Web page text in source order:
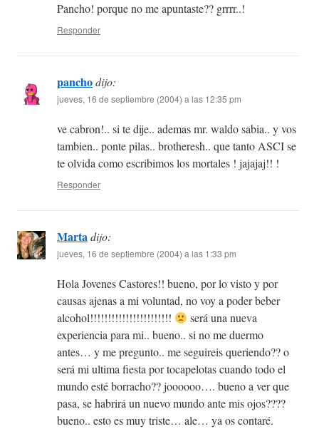
Pancho! porque no me apuntaste?? grrrr..!
Responder
panchodijo:
jueves, 16 de septiembre (2004) a las 12:35 pm
ve cabron!.. si te dije.. ademas mr. waldo sabia.. y vos
tambien.. ponte pilas.. brotheresh.. que tanto ASCI se
te olvida como escribimos los mortales ! jajajaj!! !
Responder
Martadijo:
jueves, 16 de septiembre (2004) a las 1:33 pm
Hola Jovenes Castores!! bueno, por lo visto y por
causas ajenas a mi voluntad, no voy a poder beber
alcohol!!!!!!!!!!!!!!!!!!!!!!!
será una nueva
experiencia para mi.. bueno.. si no me duermo
antes… y me pregunto.. me seguireis queriendo?? o
será mi ultima fiesta por tocapelotas cuando todo el
mundo esté borracho?? joooooo…. bueno a ver que
pasa, se habrirá un nuevo mundo ante mis ojos????
bueno.. esto es muy triste… ale… ya os contaré.